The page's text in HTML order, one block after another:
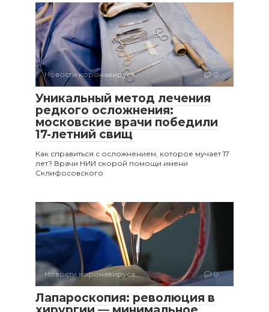
Новости коронавируса 0
Уникальный метод лечения
редкого осложнения:
московские врачи победили
17-летний свищ
Как справиться с осложнением, которое мучает 17
лет? Врачи НИИ скорой помощи имени
Склифосовского
Новости коронавируса 0
Лапароскопия: революция в